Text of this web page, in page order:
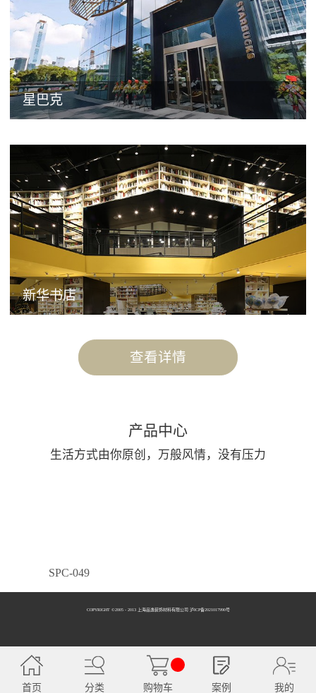
星巴克
新华书店
查看详情
产品中心
生活方式由你原创，万般风情，没有压力
SPC-049
SPC-050
COPYRIGHT ©2005 - 2013 上海品逸装饰材料有限公司 泸ICP备2021017990号
首页 分类 购物车 案例 我的